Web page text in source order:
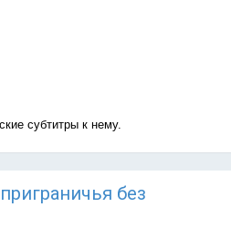
субтитры к нему.
без